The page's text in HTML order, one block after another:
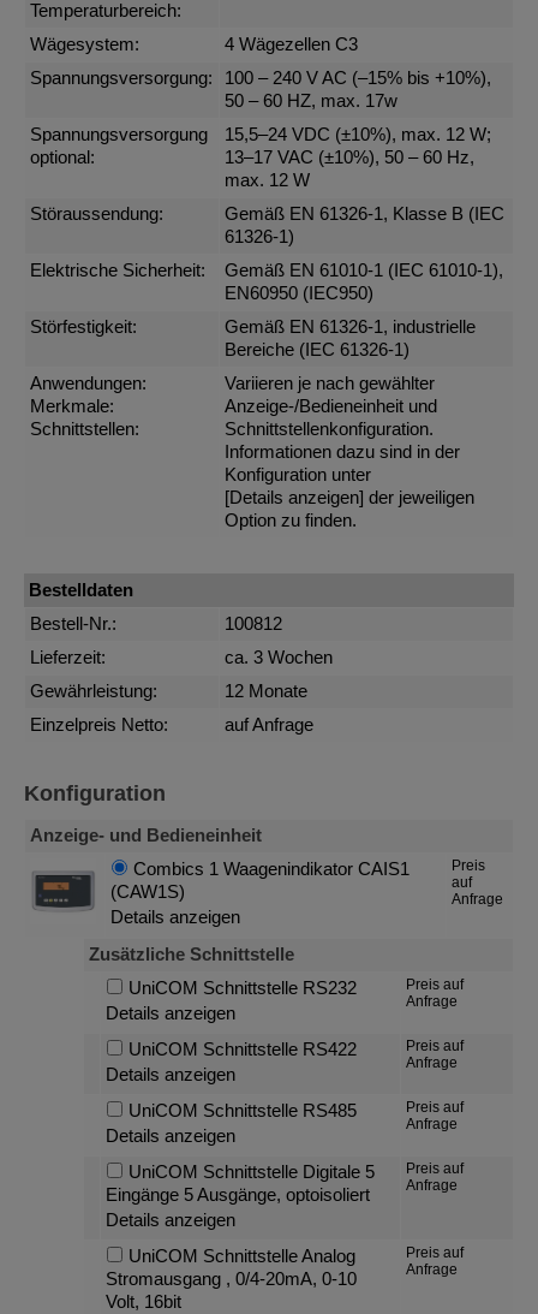
Temperaturbereich:
Wägesystem:
4 Wägezellen C3
Spannungsversorgung:
100 – 240 V AC (–15% bis +10%),
50 – 60 HZ, max. 17w
Spannungsversorgung
optional:
15,5–24 VDC (±10%), max. 12 W;
13–17 VAC (±10%), 50 – 60 Hz,
max. 12 W
Störaussendung:
Gemäß EN 61326-1, Klasse B (IEC
61326-1)
Elektrische Sicherheit:
Gemäß EN 61010-1 (IEC 61010-1),
EN60950 (IEC950)
Störfestigkeit:
Gemäß EN 61326-1, industrielle
Bereiche (IEC 61326-1)
Anwendungen:
Merkmale:
Schnittstellen:
Variieren je nach gewählter
Anzeige-/Bedieneinheit und
Schnittstellenkonfiguration.
Informationen dazu sind in der
Konfiguration unter
[Details anzeigen] der jeweiligen
Option zu finden.
Bestelldaten
Bestell-Nr.:
100812
Lieferzeit:
ca. 3 Wochen
Gewährleistung:
12 Monate
Einzelpreis Netto:
auf Anfrage
Konfiguration
Anzeige- und Bedieneinheit
Combics 1 Waagenindikator CAIS1
(CAW1S)
Details anzeigen
Preis
auf
Anfrage
Zusätzliche Schnittstelle
UniCOM Schnittstelle RS232
Details anzeigen
Preis auf
Anfrage
UniCOM Schnittstelle RS422
Details anzeigen
Preis auf
Anfrage
UniCOM Schnittstelle RS485
Details anzeigen
Preis auf
Anfrage
UniCOM Schnittstelle Digitale 5
Eingänge 5 Ausgänge, optoisoliert
Details anzeigen
Preis auf
Anfrage
UniCOM Schnittstelle Analog
Stromausgang , 0/4-20mA, 0-10
Volt, 16bit
Preis auf
Anfrage